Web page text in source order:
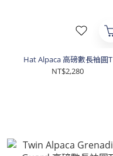
Hat Alpaca 高磅數長袖圓T
NT$2,280